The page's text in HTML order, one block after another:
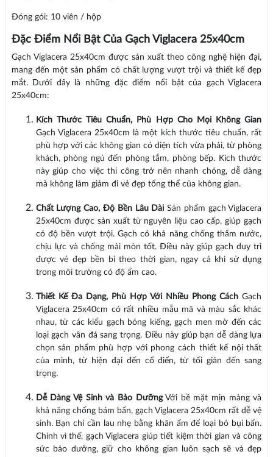
Đóng gói: 10 viên / hộp
Đặc Điểm Nổi Bật Của Gạch Viglacera 25x40cm
Gạch Viglacera 25x40cm được sản xuất theo công nghệ hiện đại,
mang đến một sản phẩm có chất lượng vượt trội và thiết kế đẹp
mắt. Dưới đây là những đặc điểm nổi bật của gạch Viglacera
25x40cm:
Kích Thước Tiêu Chuẩn, Phù Hợp Cho Mọi Không Gian
Gạch Viglacera 25x40cm là một kích thước tiêu chuẩn, rất
phù hợp với các không gian có diện tích vừa phải, từ phòng
khách, phòng ngủ đến phòng tắm, phòng bếp. Kích thước
này giúp cho việc thi công trở nên nhanh chóng, dễ dàng
mà không làm giảm đi vẻ đẹp tổng thể của không gian.
Chất Lượng Cao, Độ Bền Lâu Dài Sản phẩm gạch Viglacera
25x40cm được sản xuất từ nguyên liệu cao cấp, giúp gạch
có độ bền vượt trội. Gạch có khả năng chống thấm nước,
chịu lực và chống mài mòn tốt. Điều này giúp gạch duy trì
được vẻ đẹp bền bỉ theo thời gian, ngay cả khi sử dụng
trong môi trường có độ ẩm cao.
Thiết Kế Đa Dạng, Phù Hợp Với Nhiều Phong Cách Gạch
Viglacera 25x40cm có rất nhiều mẫu mã và màu sắc khác
nhau, từ các kiểu gạch bóng kiếng, gạch men mờ đến các
loại gạch vân đá sang trọng. Điều này giúp bạn dễ dàng lựa
chọn sản phẩm phù hợp với phong cách thiết kế nội thất
của mình, từ hiện đại đến cổ điển, từ tối giản đến sang
trọng.
Dễ Dàng Vệ Sinh và Bảo DưỡngVới bề mặt mịn màng và
khả năng chống bám bẩn, gạch Viglacera 25x40cm rất dễ vệ
sinh. Bạn chỉ cần lau nhẹ bằng khăn ẩm để loại bỏ bụi bẩn.
Chính vì thế, gạch Viglacera giúp tiết kiệm thời gian và công
sức bảo dưỡng, giữ cho không gian luôn sạch sẽ và đẹp